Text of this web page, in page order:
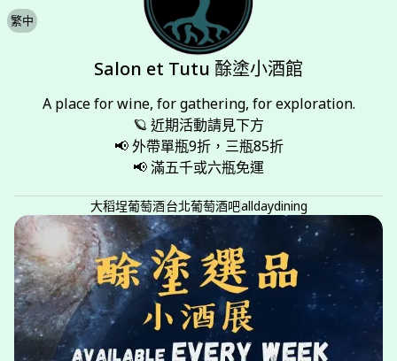
繁中
Salon et Tutu 酴塗小酒館
A place for wine, for gathering, for exploration.
🪐 近期活動請見下方
📢 外帶單瓶9折，三瓶85折
📢 滿五千或六瓶免運
大稻埕葡萄酒台北葡萄酒吧alldaydining